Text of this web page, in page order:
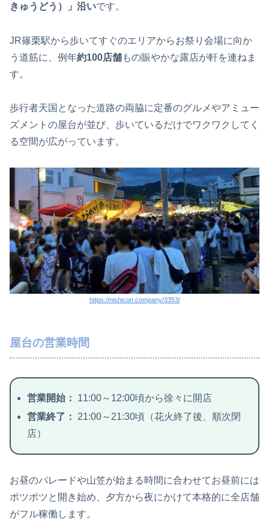
きゅうどう）」沿いです。
JR篠栗駅から歩いてすぐのエリアからお祭り会場に向か
う道筋に、例年約100店舗もの賑やかな露店が軒を連ねま
す。
歩行者天国となった道路の両脇に定番のグルメやアミュー
ズメントの屋台が並び、歩いているだけでワクワクしてく
る空間が広がっています。
https://nishicon.company/3353/
屋台の営業時間
営業開始：
11:00～12:00頃から徐々に開店
営業終了：
21:00～21:30頃（花火終了後、順次閉
店）
お昼のパレードや山笠が始まる時間に合わせてお昼前には
ポツポツと開き始め、夕方から夜にかけて本格的に全店舗
がフル稼働します。